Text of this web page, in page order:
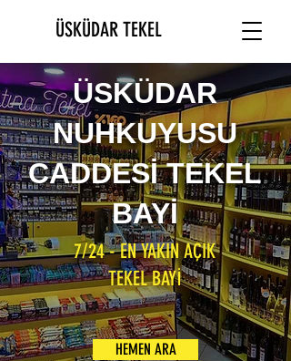
ÜSKÜDAR TEKEL
ÜSKÜDAR
NUHKUYUSU
CADDESİ TEKEL
BAYİ
7/24 - EN YAKIN AÇIK
TEKEL BAYİ
HEMEN ARA